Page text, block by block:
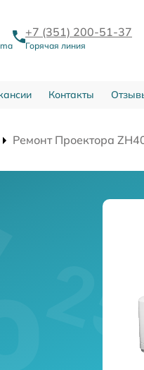
+7 (351) 200-51-37
Горячая линия
Контакты
Ремонт Проектора